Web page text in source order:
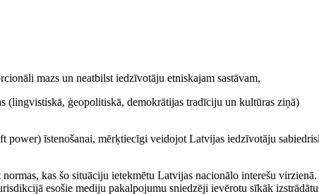
mazs un neatbilst iedzīvotāju etniskajam sastāvam,
(lingvistiskā, ģeopolitiskā, demokrātijas tradīciju un kultūras ziņā)
power) īstenošanai, mērķtiecīgi veidojot Latvijas iedzīvotāju
kas šo situāciju ietekmētu Latvijas nacionālo interešu virzienā.
esošie mediju pakalpojumu sniedzēji ievērotu sīkāk